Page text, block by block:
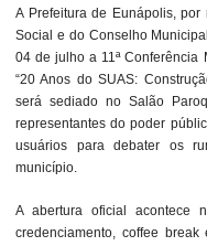
A Prefeitura de Eunápolis,
Social e do Conselho
04 de julho a 11ª Conferência
“20 Anos do SUAS:
será sediado no Salão
representantes do poder
usuários para debater os
município.
A abertura oficial acontece
credenciamento, coffee